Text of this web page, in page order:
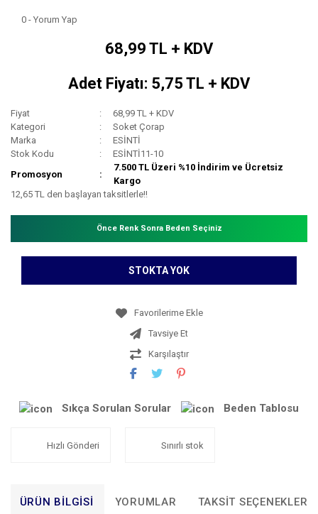
0 - Yorum Yap
68,99 TL + KDV
Adet Fiyatı: 5,75 TL + KDV
Fiyat
68,99 TL + KDV
Kategori
Soket Çorap
Marka
ESİNTİ
Stok Kodu
ESİNTİ11-10
Promosyon
7.500 TL Üzeri %10 İndirim ve Ücretsiz
Kargo
12,65 TL den başlayan taksitlerle!!
Önce Renk Sonra Beden Seçiniz
STOKTA YOK
Tavsiye Et
Karşılaştır
Sıkça Sorulan Sorular Beden Tablosu
Hızlı Gönderi Sınırlı stok
ÜRÜN BILGISI YORUMLAR TAKSIT SEÇENEKLERI